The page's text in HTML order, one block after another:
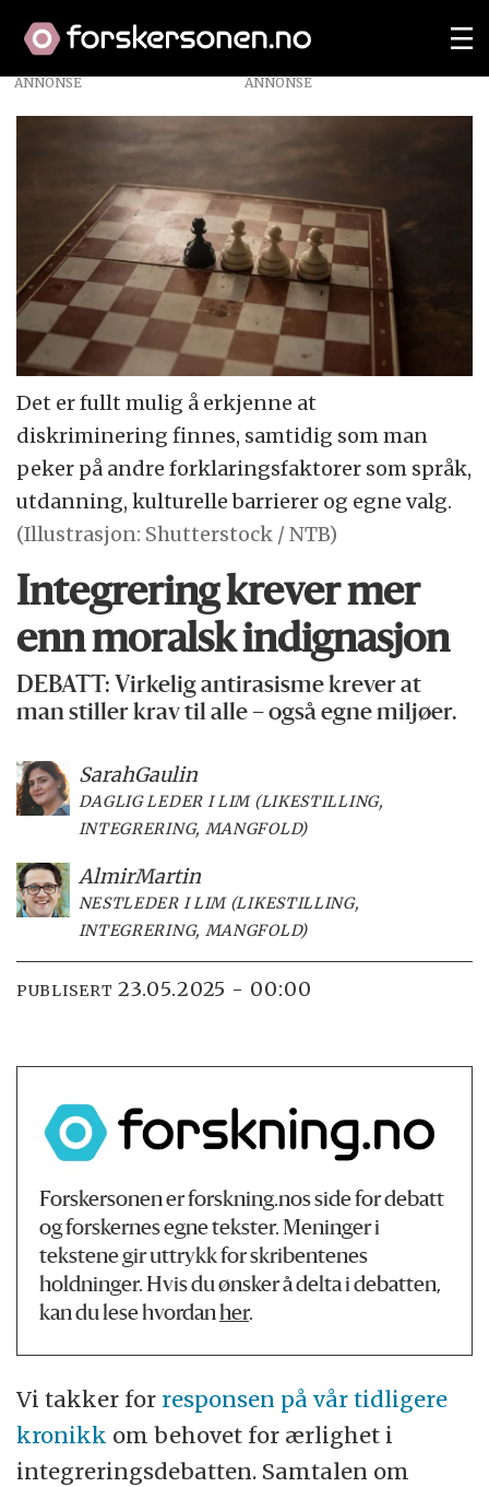
ANNONSE
Det er fullt mulig å erkjenne at
diskriminering finnes, samtidig som man
peker på andre forklaringsfaktorer som språk,
utdanning, kulturelle barrierer og egne valg.
(Illustrasjon: Shutterstock / NTB)
Integrering krever mer
enn moralsk indignasjon
DEBATT: Virkelig antirasisme krever at
man stiller krav til alle – også egne miljøer.
SarahGaulin
DAGLIG LEDER I LIM (LIKESTILLING,
INTEGRERING, MANGFOLD)
AlmirMartin
NESTLEDER I LIM (LIKESTILLING,
INTEGRERING, MANGFOLD)
PUBLISERT 23.05.2025 - 00:00
Forskersonen er forskning.nos side for debatt
og forskernes egne tekster. Meninger i
tekstene gir uttrykk for skribentenes
holdninger. Hvis du ønsker å delta i debatten,
kan du lese hvordanher.
Vi takker for responsen på vår tidligere
kronikk om behovet for ærlighet i
integreringsdebatten. Samtalen om